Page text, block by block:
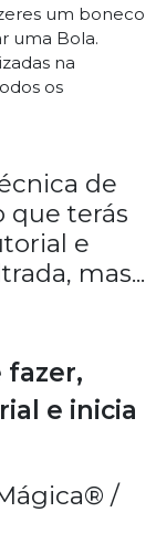
um boneco
uma Bola.
na
os
de
que terás
e
, mas...
fazer,
e inicia
/